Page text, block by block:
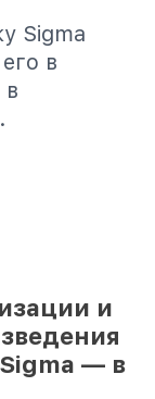
Sigma
в
в
и
— в